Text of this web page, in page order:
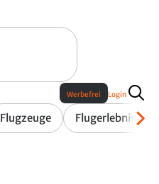
Flugzeuge Flugerlebnis
Werbefrei Login